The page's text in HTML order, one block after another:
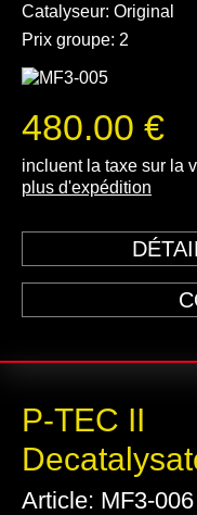
Catalyseur: Original
Prix groupe: 2
480.00 €
incluent la taxe sur la
plus d'expédition
P-TEC II
Article: MF3-006